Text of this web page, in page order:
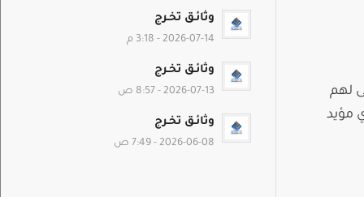
لهم
مؤيد
وثائـق تخـرج
2026-07-14 - 3:18 م
وثائـق تخـرج
2026-07-13 - 8:57 ص
وثائـق تخـرج
2026-06-08 - 7:49 ص